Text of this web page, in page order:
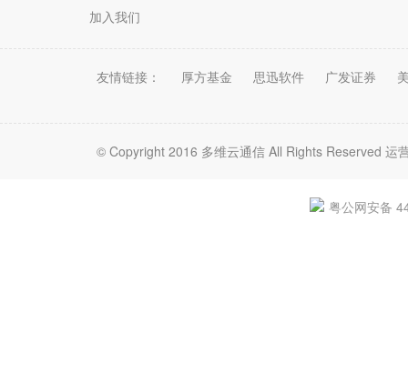
加入我们
友情链接： 厚方基金 思迅软件 广发证券
© Copyright 2016 多维云通信 All Rights Reserved 运
粤公网安备